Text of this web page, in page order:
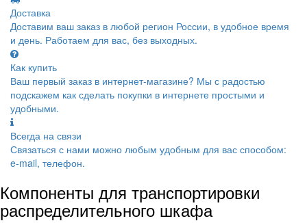
Доставка
Доставим ваш заказ в любой регион России, в удобное время
и день. Работаем для вас, без выходных.
Как купить
Ваш первый заказ в интернет-магазине? Мы с радостью
подскажем как сделать покупки в интернете простыми и
удобными.
Всегда на связи
Связаться с нами можно любым удобным для вас способом:
e-mail, телефон.
Компоненты для транспортировки
распределительного шкафа